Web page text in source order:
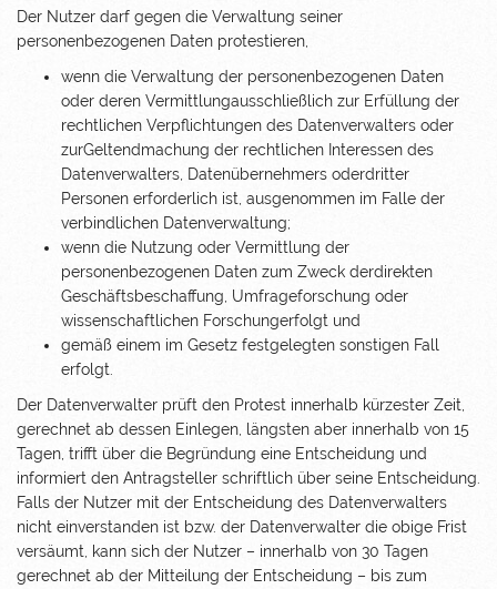
Der Nutzer darf gegen die Verwaltung seiner
personenbezogenen Daten protestieren,
wenn die Verwaltung der personenbezogenen Daten
oder deren Vermittlungausschließlich zur Erfüllung der
rechtlichen Verpflichtungen des Datenverwalters oder
zurGeltendmachung der rechtlichen Interessen des
Datenverwalters, Datenübernehmers oderdritter
Personen erforderlich ist, ausgenommen im Falle der
verbindlichen Datenverwaltung;
wenn die Nutzung oder Vermittlung der
personenbezogenen Daten zum Zweck derdirekten
Geschäftsbeschaffung, Umfrageforschung oder
wissenschaftlichen Forschungerfolgt und
gemäß einem im Gesetz festgelegten sonstigen Fall
erfolgt.
Der Datenverwalter prüft den Protest innerhalb kürzester Zeit,
gerechnet ab dessen Einlegen, längsten aber innerhalb von 15
Tagen, trifft über die Begründung eine Entscheidung und
informiert den Antragsteller schriftlich über seine Entscheidung.
Falls der Nutzer mit der Entscheidung des Datenverwalters
nicht einverstanden ist bzw. der Datenverwalter die obige Frist
versäumt, kann sich der Nutzer – innerhalb von 30 Tagen
gerechnet ab der Mitteilung der Entscheidung – bis zum